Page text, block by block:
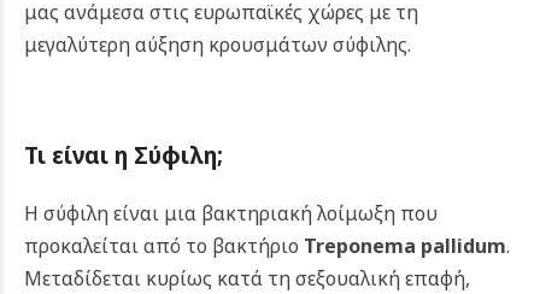
μας ανάμεσα στις ευρωπαϊκές χώρες με τη
μεγαλύτερη αύξηση κρουσμάτων σύφιλης.
Τι είναι η Σύφιλη;
Η σύφιλη είναι μια βακτηριακή λοίμωξη που
προκαλείται από το βακτήριο Treponema pallidum.
Μεταδίδεται κυρίως κατά τη σεξουαλική επαφή,